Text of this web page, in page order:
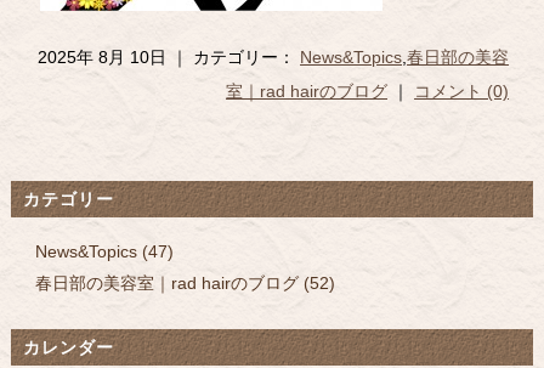
2025年 8月 10日 ｜ カテゴリー： News&Topics ,春日部の美容
室｜rad hairのブログ ｜ コメント (0)
カテゴリー
News&Topics(47)
春日部の美容室｜rad hairのブログ(52)
カレンダー